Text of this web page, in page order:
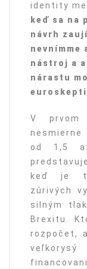
identity
keď sa na
návrh
nástroj a
nárastu
V prvom
nesmierne
od 1,5
keď je
zúrivých
silným
Brexitu.
rozpočet,